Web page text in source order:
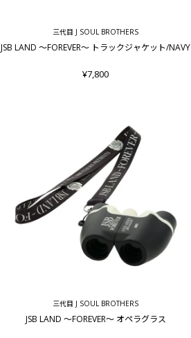
三代目 J SOUL BROTHERS
JSB LAND ～FOREVER～ トラックジャケット/NAVY
¥7,800
三代目 J SOUL BROTHERS
JSB LAND ～FOREVER～ オペラグラス